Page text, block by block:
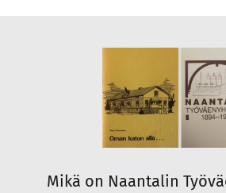
Mikä on Naantalin